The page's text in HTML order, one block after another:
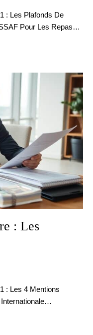
: Les Plafonds De
Pour Les Repas…
: Les
: Les 4 Mentions